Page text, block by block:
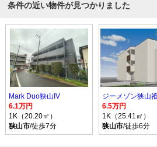
条件の近い物件が見つかりました
Mark Duo狭山IV
6.1万円
1K（20.20㎡）
狭山市/徒歩7分
6.5万円
1K（25.41㎡）
狭山市/徒歩6分